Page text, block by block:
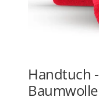
Handtuch